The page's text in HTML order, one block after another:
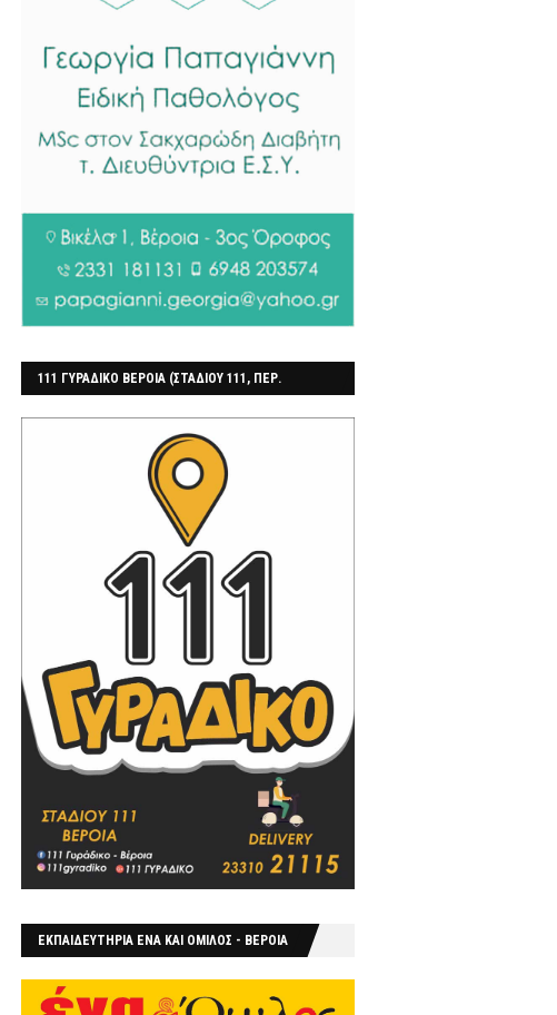
111 ΓΥΡΑΔΙΚΟ ΒΕΡΟΙΑ (ΣΤΑΔΙΟΥ 111, ΠΕΡ.
ΕΚΠΑΙΔΕΥΤΗΡΙΑ ΕΝΑ ΚΑΙ ΟΜΙΛΟΣ - ΒΕΡΟΙΑ